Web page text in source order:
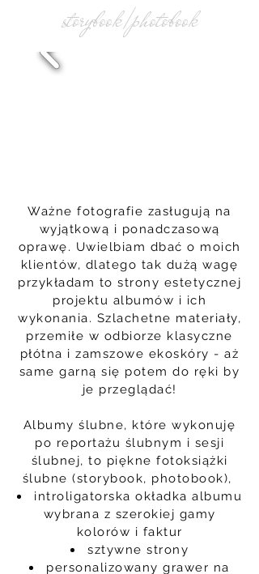
storybook/photobook
Ważne fotografie zasługują na
wyjątkową i ponadczasową
oprawę. Uwielbiam dbać o moich
klientów, dlatego tak dużą wagę
przykładam to strony estetycznej
projektu albumów i ich
wykonania. Szlachetne materiały,
przemiłe w odbiorze klasyczne
płótna i zamszowe ekoskóry - aż
same garną się potem do ręki by
je przeglądać!
Albumy ślubne, które wykonuję
po reportażu ślubnym i sesji
ślubnej, to piękne fotoksiążki
ślubne (storybook, photobook),
introligatorska okładka albumu
wybrana z szerokiej gamy
kolorów i faktur
sztywne strony
personalizowany grawer na